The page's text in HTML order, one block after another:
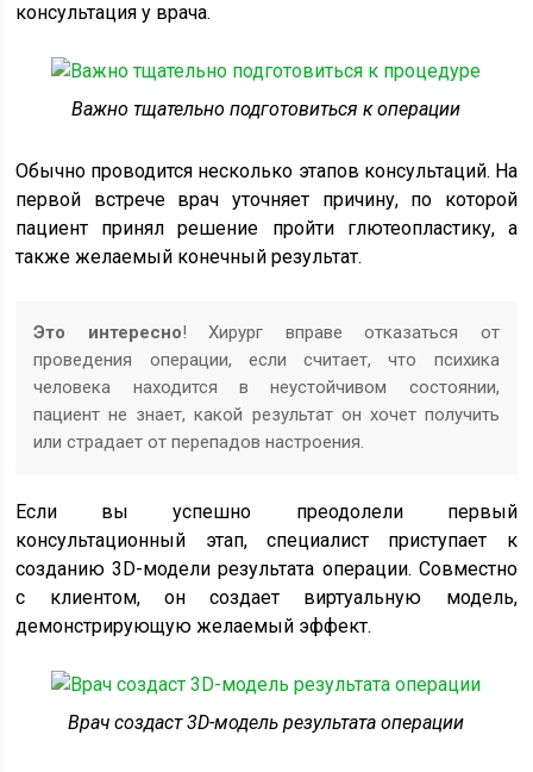
консультация у врача.
Важно тщательно подготовиться к операции
Обычно проводится несколько этапов консультаций. На
первой встрече врач уточняет причину, по которой
пациент принял решение пройти глютеопластику, а
также желаемый конечный результат.
Это интересно! Хирург вправе отказаться от
проведения операции, если считает, что психика
человека находится в неустойчивом состоянии,
пациент не знает, какой результат он хочет получить
или страдает от перепадов настроения.
Если вы успешно преодолели первый
консультационный этап, специалист приступает к
созданию 3D-модели результата операции. Совместно
с клиентом, он создает виртуальную модель,
демонстрирующую желаемый эффект.
Врач создаст 3D-модель результата операции